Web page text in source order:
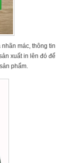
mác, thông tin
xuất in lên đó để
phẩm.